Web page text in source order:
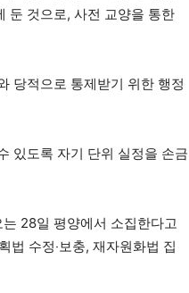
둔 것으로, 사전 교양을 통한
당적으로 통제받기 위한 행정
있도록 자기 단위 실정을 손금
28일 평양에서 소집한다고
법 수정‧보충, 재자원화법 집